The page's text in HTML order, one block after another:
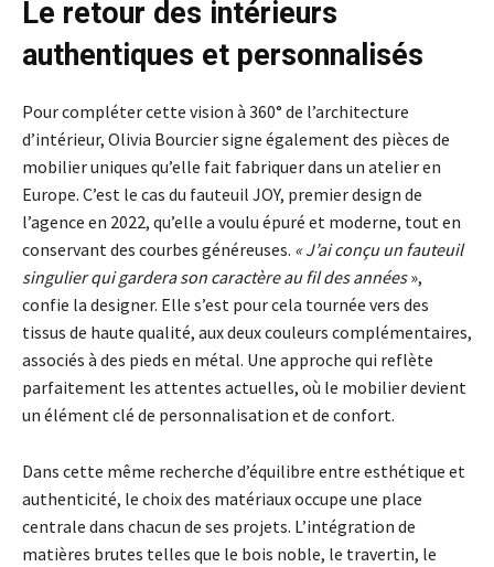
Le retour des intérieurs
authentiques et personnalisés
Pour compléter cette vision à 360° de l’architecture
d’intérieur, Olivia Bourcier signe également des pièces de
mobilier uniques qu’elle fait fabriquer dans un atelier en
Europe. C’est le cas du fauteuil JOY, premier design de
l’agence en 2022, qu’elle a voulu épuré et moderne, tout en
conservant des courbes généreuses. « J’ai conçu un fauteuil
singulier qui gardera son caractère au fil des années»,
confie la designer. Elle s’est pour cela tournée vers des
tissus de haute qualité, aux deux couleurs complémentaires,
associés à des pieds en métal. Une approche qui reflète
parfaitement les attentes actuelles, où le mobilier devient
un élément clé de personnalisation et de confort.
Dans cette même recherche d’équilibre entre esthétique et
authenticité, le choix des matériaux occupe une place
centrale dans chacun de ses projets. L’intégration de
matières brutes telles que le bois noble, le travertin, le